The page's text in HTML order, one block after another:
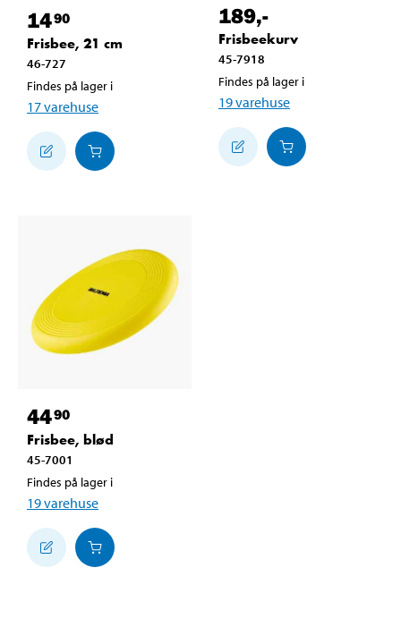
1490
Frisbee, 21 cm
46-727
Findes på lager i
17varehuse
189,-
Frisbeekurv
45-7918
Findes på lager i
19varehuse
4490
Frisbee, blød
45-7001
Findes på lager i
19varehuse